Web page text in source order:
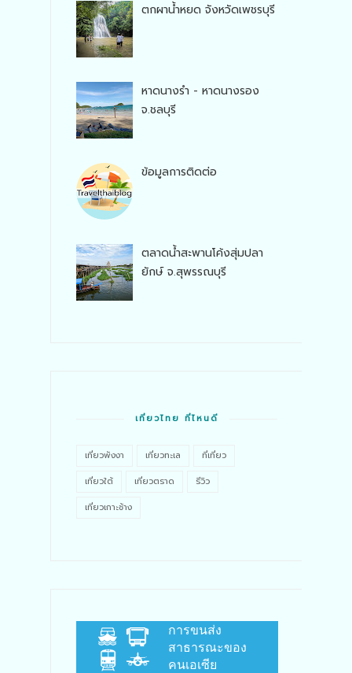
ตกผาน้ำหยด จังหวัดเพชรบุรี
หาดนางรำ - หาดนางรอง
จ.ชลบุรี
ข้อมูลการติดต่อ
ตลาดน้ำสะพานโค้งสุ่มปลา
ยักษ์ จ.สุพรรณบุรี
เที่ยวไทย ที่ไหนดี
เที่ยวพังงา เที่ยวทะเล
ที่เที่ยว
เที่ยวใต้
เที่ยวตราด
รีวิว
เที่ยวเกาะช้าง
การขนส่ง
สาธารณะของ
คนเอเซีย